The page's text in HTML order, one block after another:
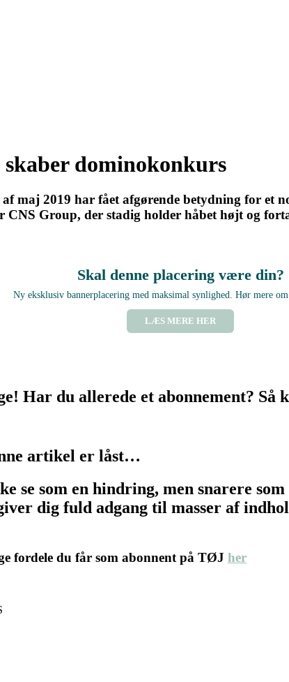
dominokonkurs
maj 2019 har fået afgørende betydning for et
Group, der stadig holder håbet højt og
Skal denne placering være din?
Ny eksklusiv bannerplacering med maksimal synlighed. Hør mere om
LÆS MERE HER
Har du allerede et abonnement? Så
artikel er låst…
se som en hindring, men snarere
dig fuld adgang til masser af
fordele du får som abonnent på TØJ her